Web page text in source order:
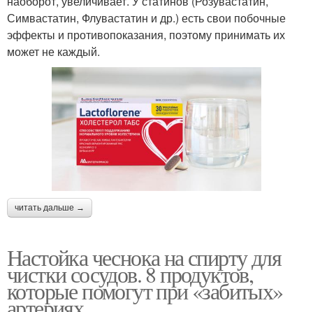
Симвастатин, Флувастатин и др.) есть свои побочные
эффекты и противопоказания, поэтому принимать их
может не каждый.
читать дальше →
Настойка чеснока на спирту для
чистки сосудов. 8 продуктов,
которые помогут при «забитых»